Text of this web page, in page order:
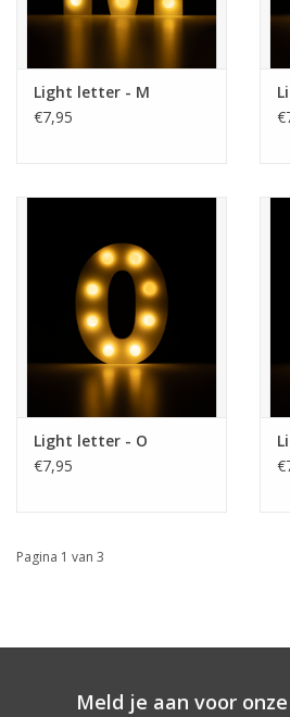
Light letter - M
€7,95
Light letter - O
€7,95
Pagina 1 van 3
Meld je aan voor